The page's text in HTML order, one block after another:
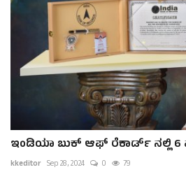
ಇಂಡಿಯಾ ಬುಕ್ ಆಫ್ ರೆಕಾರ್ಡ್ ನಲ್ಲಿ 6
kkeditor Sep 28, 2024 0 79